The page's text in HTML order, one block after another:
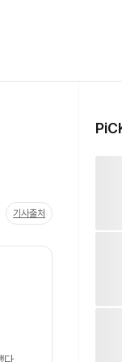
기사출처